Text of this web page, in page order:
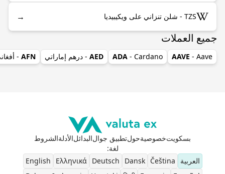
TZS - شلن تنزاني على ويكيبيديا →
جميع العملات
AAVE - Aave
ADA - Cardano
AED - درهم إماراتي AFN
-
بسكويتخصوصيةحولتطبيق جوالالبدائلالأدلةالشروط
لغة:
العربية
Čeština
Dansk
Deutsch
Ελληνικά
English